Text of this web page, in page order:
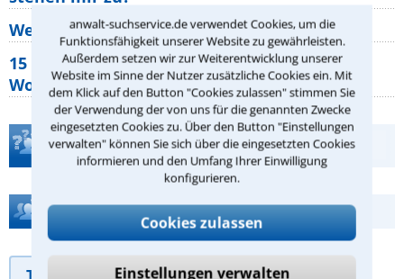
anwalt-suchservice.de verwendet Cookies, um die
Funktionsfähigkeit unserer Website zu gewährleisten.
Außerdem setzen wir zur Weiterentwicklung unserer
Website im Sinne der Nutzer zusätzliche Cookies ein. Mit
dem Klick auf den Button "Cookies zulassen" stimmen Sie
der Verwendung der von uns für die genannten Zwecke
eingesetzten Cookies zu. Über den Button "Einstellungen
verwalten" können Sie sich über die eingesetzten Cookies
informieren und den Umfang Ihrer Einwilligung
konfigurieren.
Cookies zulassen
Einstellungen verwalten
Wer muss Zweitwohnungssteuer zahlen?
15 elementare Rechte, die jeder
Wohnungseigentümer kennen sollte
Teste Dein Rechtswissen
Hilfe bei Ihrer Anwaltsuche?
Telefonhilfe Beratungsanfrage